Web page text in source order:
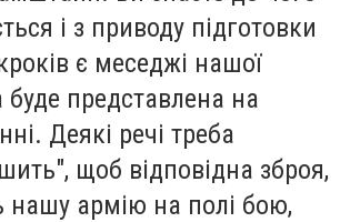
і з приводу підготовки
є меседжі нашої
представлена на
Деякі речі треба
щоб відповідна зброя,
нашу армію на полі бою,